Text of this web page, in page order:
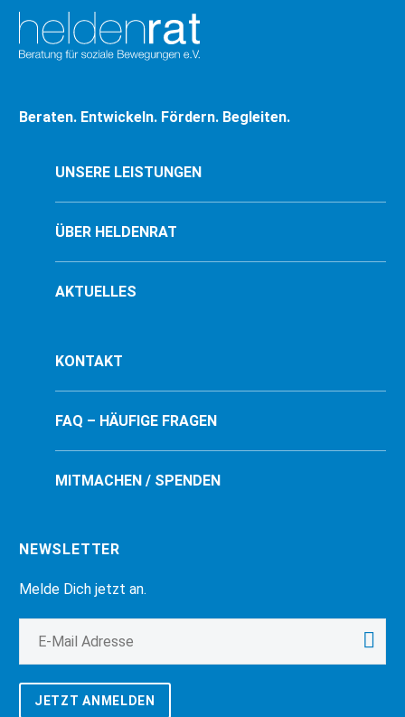
Beraten. Entwickeln. Fördern. Begleiten.
UNSERE LEISTUNGEN
ÜBER HELDENRAT
AKTUELLES
KONTAKT
FAQ – HÄUFIGE FRAGEN
MITMACHEN / SPENDEN
NEWSLETTER
Melde Dich jetzt an.
JETZT ANMELDEN